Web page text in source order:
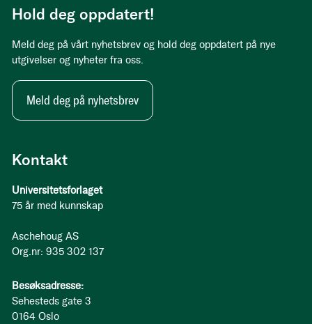
Kontakt
Universitetsforlaget
75 år med kunnskap
Aschehoug AS
Org.nr: 935 302 137
Besøksadresse:
Sehesteds gate 3
0164 Oslo
Hold deg oppdatert!
Meld deg på vårt nyhetsbrev og hold deg oppdatert på nye
utgivelser og nyheter fra oss.
Meld deg på nyhetsbrev